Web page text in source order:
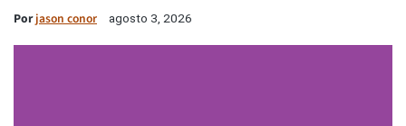
Porjason conor agosto 3, 2026